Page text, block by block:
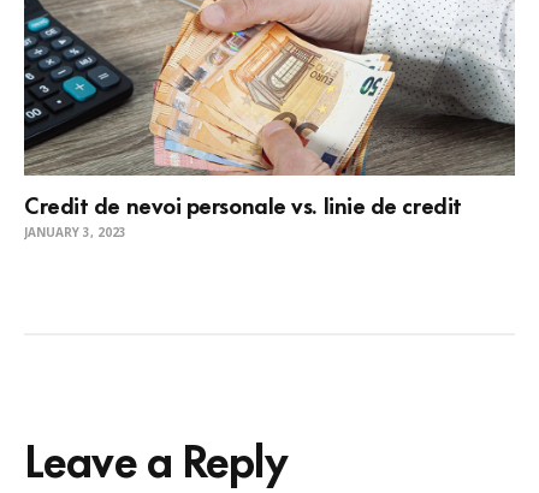
Credit de nevoi personale vs. linie de credit
JANUARY 3, 2023
Leave a Reply